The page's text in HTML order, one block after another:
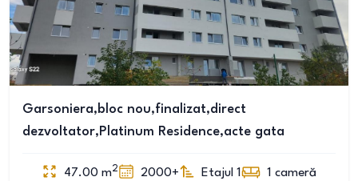
Garsoniera,bloc nou,finalizat,direct
dezvoltator,Platinum Residence,acte gata
47.00 m2 2000+ Etajul 1 1 cameră